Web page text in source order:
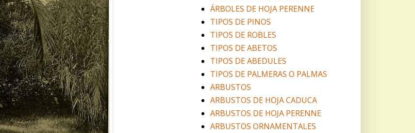
ÁRBOLES DE HOJA PERENNE
TIPOS DE PINOS
TIPOS DE ROBLES
TIPOS DE ABETOS
TIPOS DE ABEDULES
TIPOS DE PALMERAS O PALMAS
ARBUSTOS
ARBUSTOS DE HOJA CADUCA
ARBUSTOS DE HOJA PERENNE
ARBUSTOS ORNAMENTALES